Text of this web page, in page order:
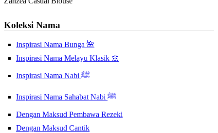
Koleksi Nama
Inspirasi Nama Bunga 🌺
Inspirasi Nama Melayu Klasik 🌼
Inspirasi Nama Nabi ﷺ
Inspirasi Nama Sahabat Nabi ﷺ
Dengan Maksud Pembawa Rezeki
Dengan Maksud Cantik